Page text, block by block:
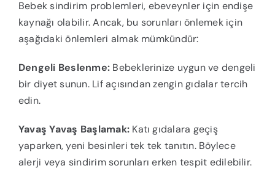
Bebek sindirim problemleri, ebeveynler için endişe
kaynağı olabilir. Ancak, bu sorunları önlemek için
aşağıdaki önlemleri almak mümkündür:
Dengeli Beslenme: Bebeklerinize uygun ve dengeli
bir diyet sunun. Lif açısından zengin gıdalar tercih
edin.
Yavaş Yavaş Başlamak: Katı gıdalara geçiş
yaparken, yeni besinleri tek tek tanıtın. Böylece
alerji veya sindirim sorunları erken tespit edilebilir.